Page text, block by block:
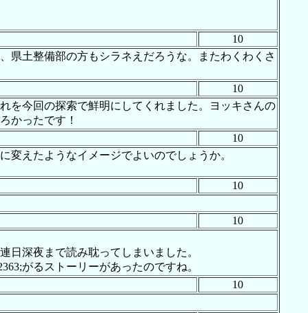
10
県土整備部の方もシラネえだろうな。またわくわくさ
10
を今回の探索で鮮明にしてくれました。ヨッキさんの
かったです！
10
変えたようなイメージでよいのでしょうか。
10
10
日深夜まで読み耽ってしまいました。
がるストーリーがあったのですね。
10